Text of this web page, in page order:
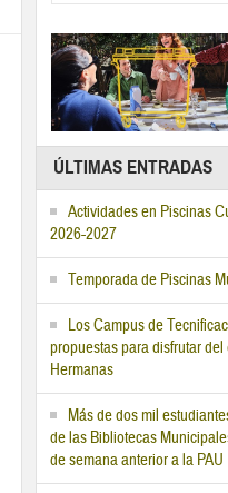
ÚLTIMAS ENTRADAS
Actividades en Piscinas
2026-2027
Temporada de Piscinas
Los Campus de
propuestas para disfrutar
Hermanas
Más de dos mil
de las Bibliotecas
de semana anterior a la PAU